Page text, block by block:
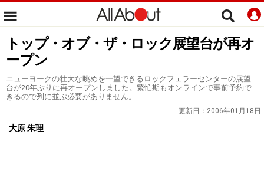
トップ・オブ・ザ・ロック展望台が再オ
ープン
ニューヨークの壮大な眺めを一望できるロックフェラーセンターの展望
台が20年ぶりに再オープンしました。繁忙期もオンラインで事前予約で
きるので列に並ぶ必要がありません。
更新日： 2006年01月18日
大原 朱理